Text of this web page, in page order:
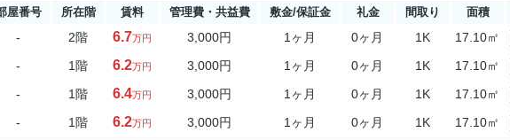
屋番号 所在階 賃料 管理費・共益費 敷金/保証金 礼金 間取り 面積
- 2階 6.7万円 3,000円 1ヶ月 0ヶ月 1K 17.10㎡
- 1階 6.2万円 3,000円 1ヶ月 0ヶ月 1K 17.10㎡
- 1階 6.4万円 3,000円 1ヶ月 0ヶ月 1K 17.10㎡
- 1階 6.2万円 3,000円 1ヶ月 0ヶ月 1K 17.10㎡